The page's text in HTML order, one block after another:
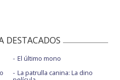
DESTACADOS
El último mono
La patrulla canina: La dino